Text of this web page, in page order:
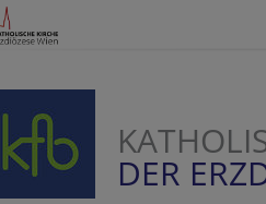
DER